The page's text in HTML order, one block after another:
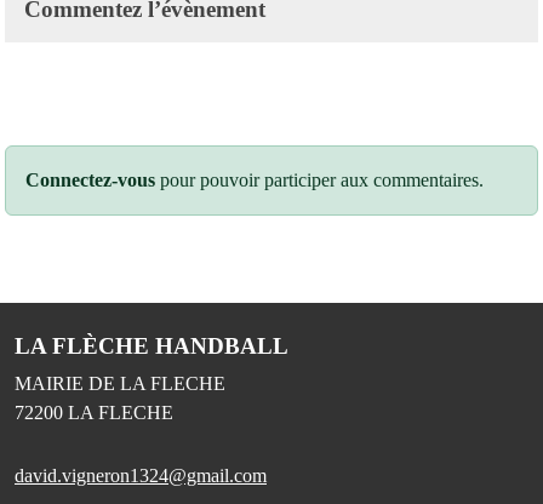
Commentez l’évènement
Connectez-vous pour pouvoir participer aux commentaires.
LA FLÈCHE HANDBALL
MAIRIE DE LA FLECHE
72200 LA FLECHE
david.vigneron1324@gmail.com